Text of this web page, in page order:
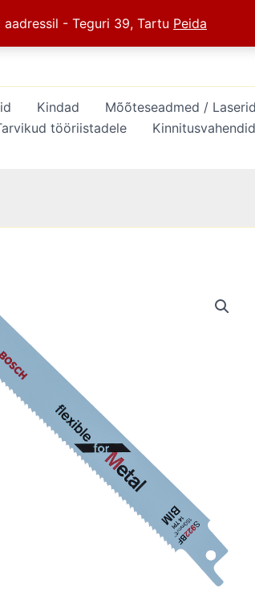
aadressil - Teguri 39, Tartu Peida
Kindad Mõõteseadmed /
tööriistadele Kinnitusvahendid